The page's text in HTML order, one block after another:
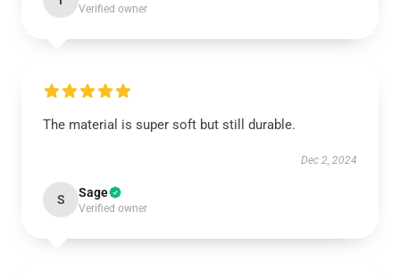
Verified owner
The material is super soft but still durable.
Dec 2, 2024
S Sage
Verified owner